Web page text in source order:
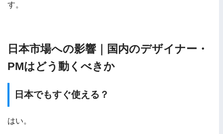
す。
日本市場への影響｜国内のデザイナー・
PMはどう動くべきか
日本でもすぐ使える？
はい。